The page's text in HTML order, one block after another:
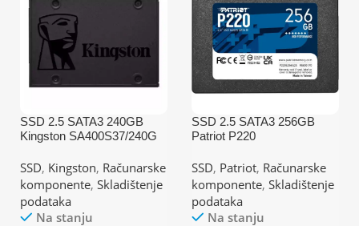
SSD 2.5 SATA3 240GB
Kingston SA400S37/240G
SSD, Kingston, Računarske
komponente, Skladištenje
podataka
Na stanju
SSD 2.5 SATA3 256GB
Patriot P220
P220S256G25
SSD, Patriot, Računarske
komponente, Skladištenje
podataka
Na stanju